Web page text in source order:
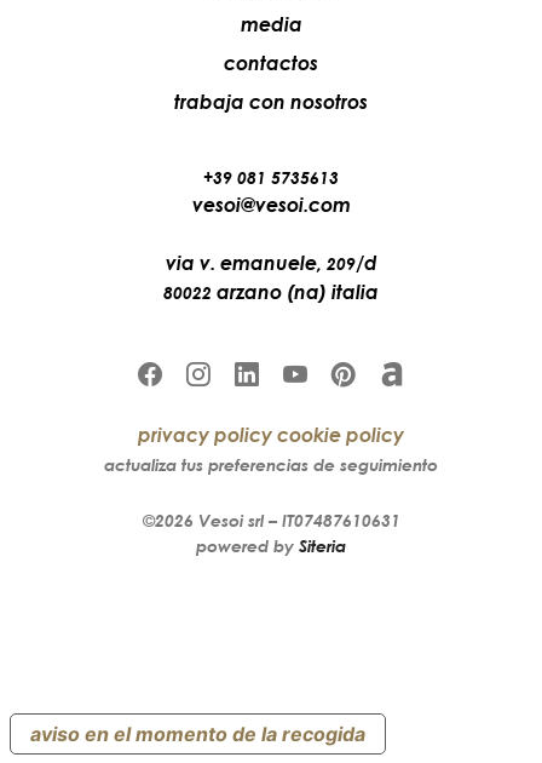
media
contactos
trabaja con nosotros
+39 081 5735613
vesoi@vesoi.com
via v. emanuele, 209/d
80022 arzano (na) italia
privacy policy cookie policy
actualiza tus preferencias de seguimiento
©2026 Vesoisrl – IT07487610631
powered by Siteria
aviso en el momento de la recogida